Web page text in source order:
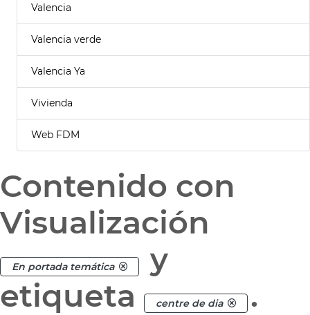
Valencia
Valencia verde
Valencia Ya
Vivienda
Web FDM
Contenido con
Visualización
En portada temática
y
etiqueta
centre de dia .